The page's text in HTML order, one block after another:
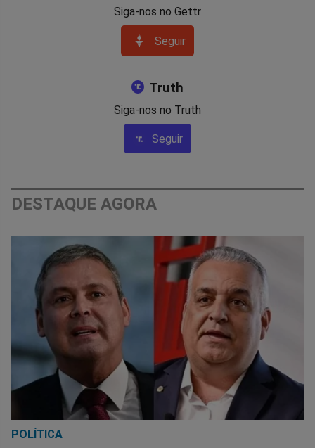
Siga-nos no Gettr
Seguir
Truth
Siga-nos no Truth
Seguir
DESTAQUE AGORA
POLÍTICA